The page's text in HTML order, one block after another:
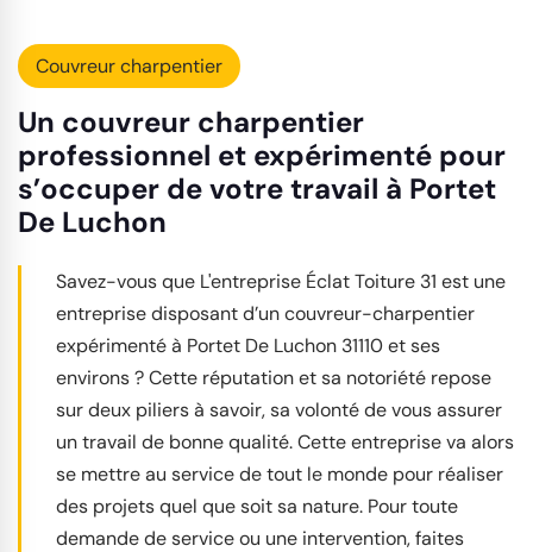
Couvreur charpentier
Un couvreur charpentier
professionnel et expérimenté pour
s’occuper de votre travail à Portet
De Luchon
Savez-vous que L'entreprise Éclat Toiture 31 est une
entreprise disposant d’un couvreur-charpentier
expérimenté à Portet De Luchon 31110 et ses
environs ? Cette réputation et sa notoriété repose
sur deux piliers à savoir, sa volonté de vous assurer
un travail de bonne qualité. Cette entreprise va alors
se mettre au service de tout le monde pour réaliser
des projets quel que soit sa nature. Pour toute
demande de service ou une intervention, faites